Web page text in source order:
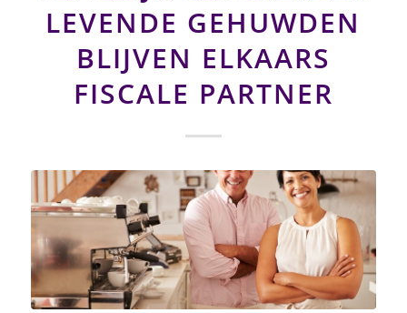
LEVENDE GEHUWDEN
BLIJVEN ELKAARS
FISCALE PARTNER